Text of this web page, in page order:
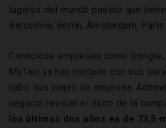
lugares del mundo puesto que
Barcelona, Berlín, Ámsterdam,
Conocidas empresas como Google,
MyTaxi ya han contado con sus
cabo sus viajes de empresa.
negocio revelan el éxito de la
los últimos dos años es de 73,5